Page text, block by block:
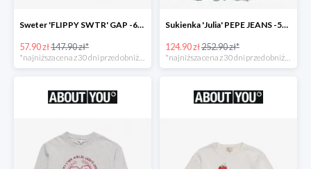
Sweter 'FLIPPY SWTR' GAP -61%
57.90 zł147.90 zł*
Sukienka 'Julia' PEPE JEANS -51%
124.90 zł252.90 zł*